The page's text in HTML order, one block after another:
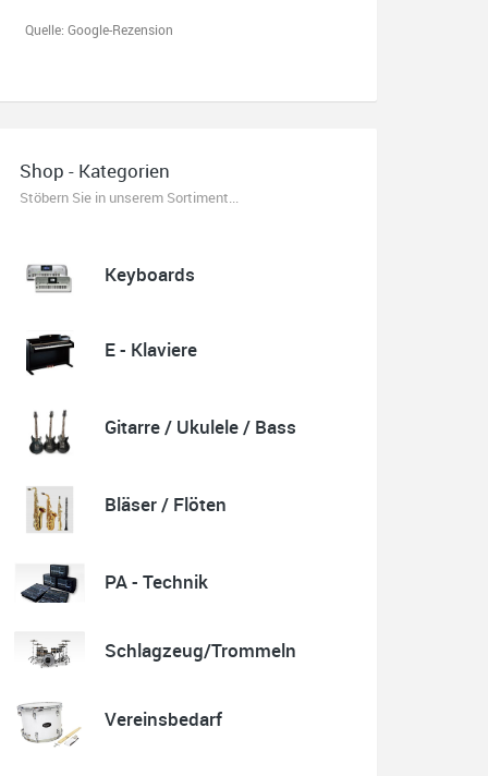
Quelle: Google-Rezension
Habe mir heute eine E-Gitarre und einen Amp gekauft.
Erstklassige Beratung vom Chef. Hier fühlt man sich
aufgehoben. Finger weg vom Internet. Kauft beim
Fachmann zu guten Konditionen. Es zahlt sich aus.
Quelle: Google-Rezension
Korrespondenz, Kommunikation und Verkauf top.
Abholung der Ware reibungslos.
Sehr zu empfehlen....
auch nah!
Shop - Kategorien
Stöbern Sie in unserem Sortiment...
Keyboards
E - Klaviere
Gitarre / Ukulele / Bass
Bläser / Flöten
PA - Technik
Schlagzeug/Trommeln
Vereinsbedarf